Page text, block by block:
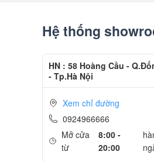
Hệ thống
HN : 58 Hoàng Cầu -
- Tp.Hà Nội
Xem chỉ đường
0924966666
Mở cửa
từ
8:00 -
20:00